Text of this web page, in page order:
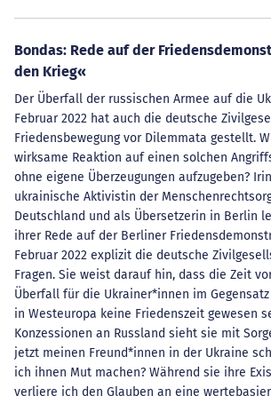
Bondas: Rede auf der
den Krieg«
Der Überfall der russischen Armee auf die
Februar 2022 hat auch die deutsche
Friedensbewegung vor Dilemmata gestellt.
wirksame Reaktion auf einen solchen
ohne eigene Überzeugungen aufzugeben?
ukrainische Aktivistin der
Deutschland und als Übersetzerin in Berlin
ihrer Rede auf der Berliner
Februar 2022 explizit die deutsche
Fragen. Sie weist darauf hin, dass die Zeit
Überfall für die Ukrainer*innen im
in Westeuropa keine Friedenszeit gewesen
Konzessionen an Russland sieht sie mit
jetzt meinen Freund*innen in der Ukraine
ich ihnen Mut machen? Während sie ihre
verliere ich den Glauben an eine